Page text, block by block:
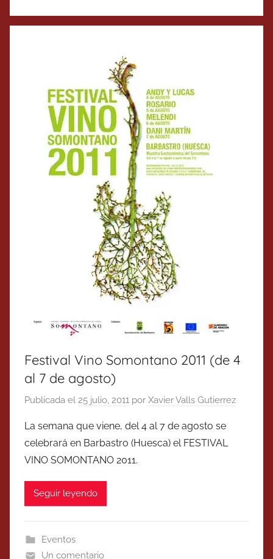
Festival Vino Somontano 2011 (de 4
al 7 de agosto)
Publicada el 25 julio, 2011 por Xavier Valls Gutierrez
La semana que viene, del 4 al 7 de agosto se
celebrará en Barbastro (Huesca) el FESTIVAL
VINO SOMONTANO 2011.
Seguir leyendo
Eventos
Un comentario